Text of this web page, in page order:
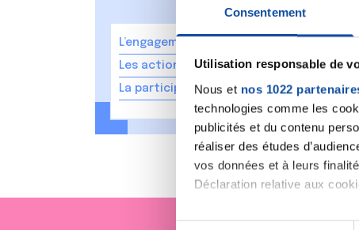
Consentement
Utilisation responsable de
Nous et nos 1022
technologies comme les
publicités et du contenu
réaliser des études
vos données et à leurs
Déclaration relative aux
Si vous le permettez, nous
L’engagement de la Ligue
Les actions de soutien de la Ligue
La participation aux essais cliniques